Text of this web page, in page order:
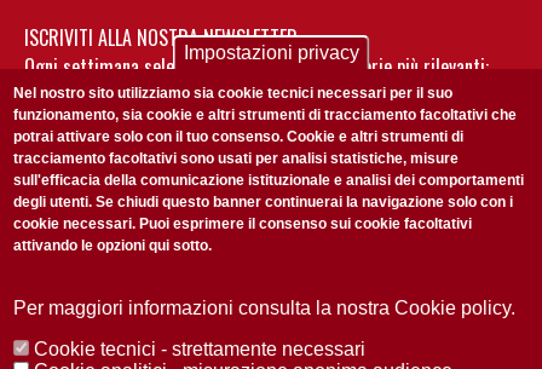
ISCRIVITI ALLA NOSTRA NEWSLETTER
Ogni settimana selezioniamo per te nostre storie più rilevanti:
non perderti gli aggiornamenti della nostra newsletter
Accetto laPrivacy Policy
Redazione Copyright Privacy Area stampa
Impostazioni privacy
Nel nostro sito utilizziamo sia cookie tecnici necessari per il suo
funzionamento, sia cookie e altri strumenti di tracciamento facoltativi che
potrai attivare solo con il tuo consenso. Cookie e altri strumenti di
tracciamento facoltativi sono usati per analisi statistiche, misure
sull'efficacia della comunicazione istituzionale e analisi dei comportamenti
degli utenti. Se chiudi questo banner continuerai la navigazione solo con i
cookie necessari. Puoi esprimere il consenso sui cookie facoltativi
attivando le opzioni qui sotto.
Per maggiori informazioni consulta la nostra Cookie policy.
Cookie tecnici - strettamente necessari